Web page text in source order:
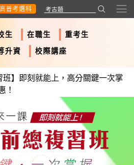
高普考選科
生 在職生
重考生
升資
校際講座
班】即刻就能上，高分關鍵一次掌
！